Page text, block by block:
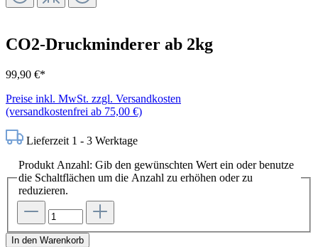
CO2-Druckminderer ab 2kg
99,90 €*
Preise inkl. MwSt. zzgl. Versandkosten
(versandkostenfrei ab 75,00 €)
Lieferzeit 1 - 3 Werktage
Produkt Anzahl: Gib den gewünschten Wert ein oder benutze
die Schaltflächen um die Anzahl zu erhöhen oder zu
reduzieren.
In den Warenkorb